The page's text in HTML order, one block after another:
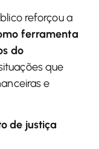
reforçou a
ferramenta
do
que
e
de justiça